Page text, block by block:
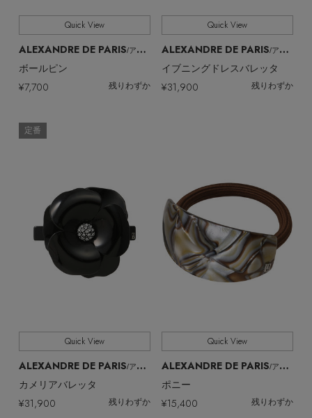
Quick View
ALEXANDRE DE PARIS/アレクサンドル ドゥ パリ
ボールピン
¥7,700 残りわずか
Quick View
ALEXANDRE DE PARIS/アレクサンドル ドゥ パリ
イブニングドレスバレッタ
¥31,900 残りわずか
定番
Quick View
ALEXANDRE DE PARIS/アレクサンドル ドゥ パリ
カメリアバレッタ
¥31,900 残りわずか
Quick View
ALEXANDRE DE PARIS/アレクサンドル ドゥ パリ
ポニー
¥15,400 残りわずか